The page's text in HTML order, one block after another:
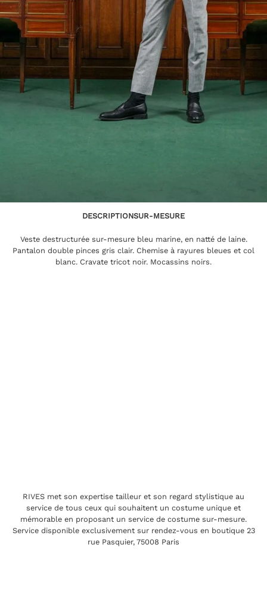
DESCRIPTIONSUR-MESURE
Veste destructurée sur-mesure bleu marine, en natté de laine.
Pantalon double pinces gris clair. Chemise à rayures bleues et col
blanc. Cravate tricot noir. Mocassins noirs.
RIVES met son expertise tailleur et son regard stylistique au
service de tous ceux qui souhaitent un costume unique et
mémorable en proposant un service de costume sur-mesure.
Service disponible exclusivement sur rendez-vous en boutique 23
rue Pasquier, 75008 Paris